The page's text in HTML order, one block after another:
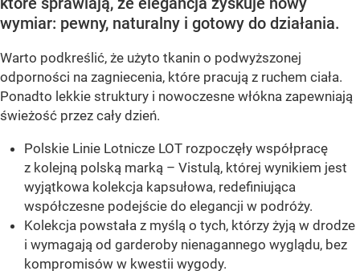
wymiar: pewny, naturalny i gotowy do działania.
Warto podkreślić, że użyto tkanin o podwyższonej
odporności na zagniecenia, które pracują z ruchem ciała.
Ponadto lekkie struktury i nowoczesne włókna zapewniają
świeżość przez cały dzień.
Polskie Linie Lotnicze LOT rozpoczęły współpracę
z kolejną polską marką – Vistulą, której wynikiem jest
wyjątkowa kolekcja kapsułowa, redefiniująca
współczesne podejście do elegancji w podróży.
Kolekcja powstała z myślą o tych, którzy żyją w drodze
i wymagają od garderoby nienagannego wyglądu, bez
kompromisów w kwestii wygody.